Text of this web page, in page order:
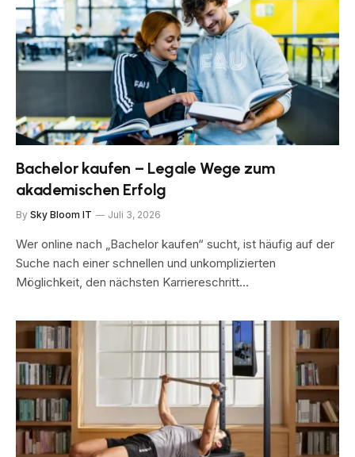
Bachelor kaufen – Legale Wege zum
akademischen Erfolg
By Sky Bloom IT Juli 3, 2026
Wer online nach „Bachelor kaufen“ sucht, ist häufig auf der
Suche nach einer schnellen und unkomplizierten
Möglichkeit, den nächsten Karriereschritt…